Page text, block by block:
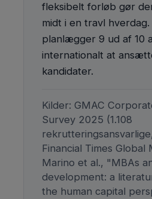
fleksibelt forløb gør
midt i en travl hverdag.
planlægger 9 ud af 10
internationalt at
kandidater.
Kilder: GMAC
Survey 2025 (1.108
Financial Times Global
Marino et al., "MBAs
development: a
the human capital